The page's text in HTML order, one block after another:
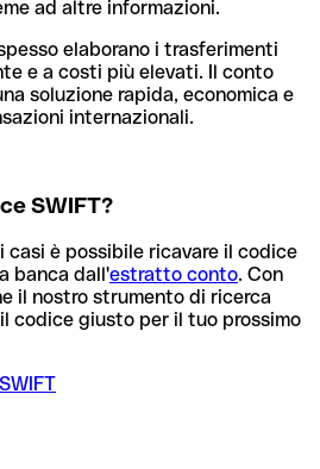
ad altre informazioni.
elaborano i trasferimenti
e a costi più elevati. Il conto
soluzione rapida, economica e
internazionali.
SWIFT?
casi è possibile ricavare il codice
banca dall'estratto conto. Con
il nostro strumento di ricerca
codice giusto per il tuo prossimo